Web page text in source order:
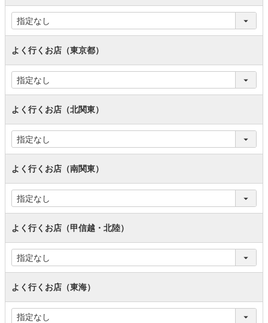
よく行くお店（東京都）
よく行くお店（北関東）
よく行くお店（南関東）
よく行くお店（甲信越・北陸）
よく行くお店（東海）